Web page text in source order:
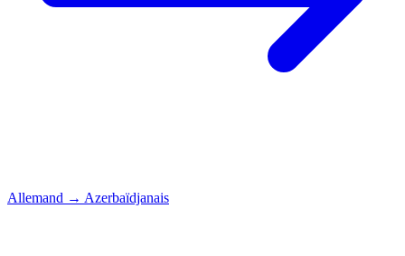
Allemand → Azerbaïdjanais